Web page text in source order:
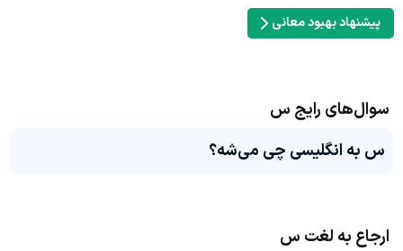
پیشنهاد بهبود معانی
سوال‌های رایج س
س به انگلیسی چی می‌شه؟
ارجاع به لغت س